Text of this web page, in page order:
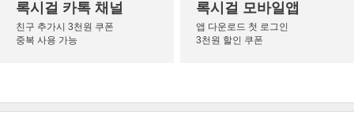
록시걸 카톡 채널
친구 추가시 3천원 쿠폰
중복 사용 가능
록시걸 모바일앱
앱 다운로드 첫 로그인
3천원 할인 쿠폰